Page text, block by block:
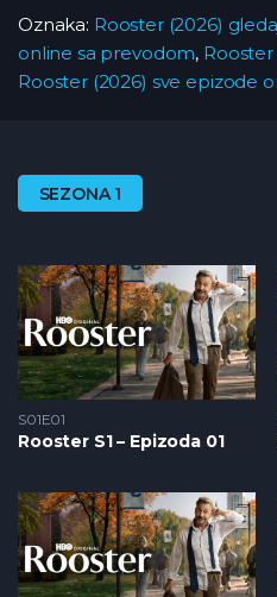
Oznaka: Rooster (2026)
online sa prevodom, Rooster
Rooster (2026) sve epizode
SEZONA 1
S01E01
Rooster S1 – Epizoda 01